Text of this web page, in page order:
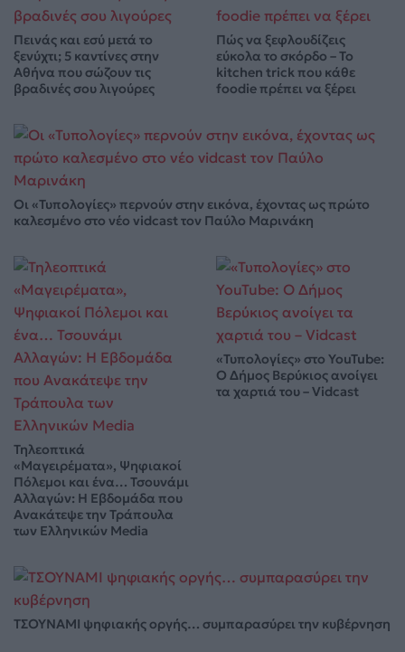
Πεινάς και εσύ μετά το
ξενύχτι; 5 καντίνες στην
Αθήνα που σώζουν τις
βραδινές σου λιγούρες
Πώς να ξεφλουδίζεις
εύκολα το σκόρδο – Το
kitchen trick που κάθε
foodie πρέπει να ξέρει
Οι «Τυπολογίες» περνούν στην εικόνα, έχοντας ως πρώτο
καλεσμένο στο νέο vidcast τον Παύλο Μαρινάκη
Τηλεοπτικά
«Μαγειρέματα», Ψηφιακοί
Πόλεμοι και ένα… Τσουνάμι
Αλλαγών: Η Εβδομάδα που
Ανακάτεψε την Τράπουλα
των Ελληνικών Media
«Τυπολογίες» στο YouTube:
Ο Δήμος Βερύκιος ανοίγει
τα χαρτιά του – Vidcast
ΤΣΟΥΝΑΜΙ ψηφιακής οργής… συμπαρασύρει την κυβέρνηση